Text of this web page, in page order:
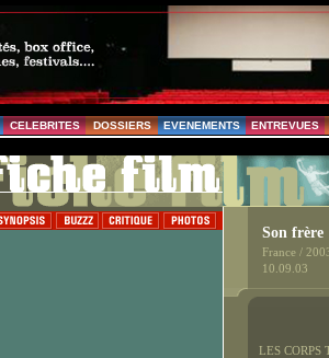
CELEBRITES DOSSIERS EVENEMENTS ENTREVUES
Son frère
France /
10.09.03
LES CORPS